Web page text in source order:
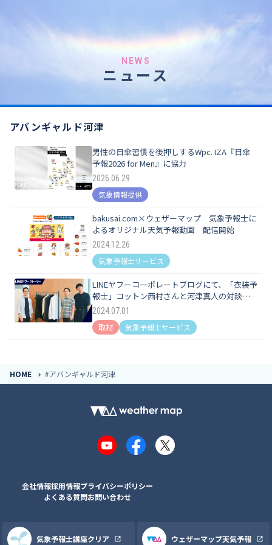
NEWS
ニュース
アバンギャルド河津
男性の日傘習慣を後押しするWpc. IZA『日傘
予報2026 for Men』に協力
2026.06.29
気象情報提供
bakusai.com×ウェザーマップ 気象予報士に
よるオリジナル天気予報動画 配信開始
2024.12.26
気象予報士サービス
LINEヤフーコーポレートブログにて、「衣装予
報士」コットン西村さんと河津真人の対談イ
ンタビューが掲載されました
2024.07.01
取材 気象予報士サービス
HOME #アバンギャルド河津
YouTubeFacebook
X
会社情報採用情報プライバシーポリシー
よくある質問お問い合わせ
気象予報士講座クリア ウェザーマップ天気予報